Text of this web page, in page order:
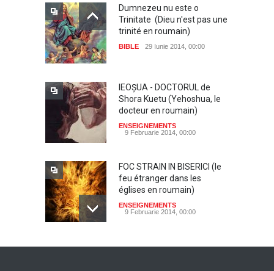
Dumnezeu nu este o
Trinitate (Dieu n'est pas une
trinité en roumain)
BIBLE 29 Iunie 2014, 00:00
IEOŞUA - DOCTORUL de
Shora Kuetu (Yehoshua, le
docteur en roumain)
ENSEIGNEMENTS
9 Februarie 2014, 00:00
FOC STRAIN IN BISERICI (le
feu étranger dans les
églises en roumain)
ENSEIGNEMENTS
9 Februarie 2014, 00:00
Dumnezeu, Tatal nostru de